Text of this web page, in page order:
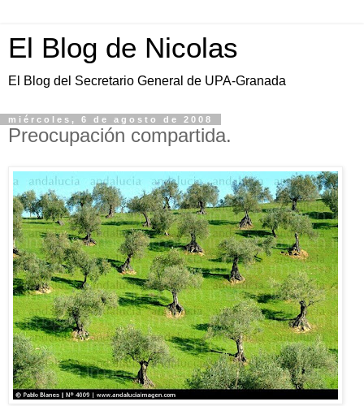
El Blog de Nicolas
El Blog del Secretario General de UPA-Granada
miércoles, 6 de agosto de 2008
Preocupación compartida.